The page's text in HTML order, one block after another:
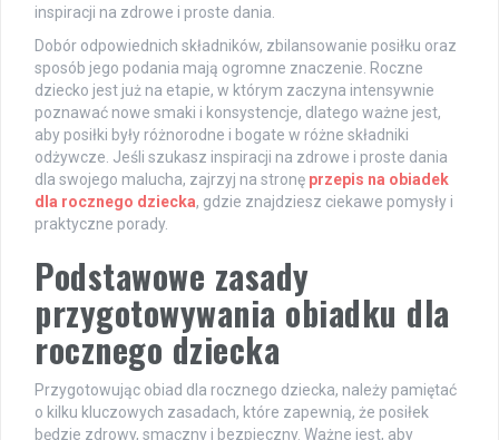
inspiracji na zdrowe i proste dania.
Dobór odpowiednich składników, zbilansowanie posiłku oraz
sposób jego podania mają ogromne znaczenie. Roczne
dziecko jest już na etapie, w którym zaczyna intensywnie
poznawać nowe smaki i konsystencje, dlatego ważne jest,
aby posiłki były różnorodne i bogate w różne składniki
odżywcze. Jeśli szukasz inspiracji na zdrowe i proste dania
dla swojego malucha, zajrzyj na stronę przepis na obiadek
dla rocznego dziecka, gdzie znajdziesz ciekawe pomysły i
praktyczne porady.
Podstawowe zasady
przygotowywania obiadku dla
rocznego dziecka
Przygotowując obiad dla rocznego dziecka, należy pamiętać
o kilku kluczowych zasadach, które zapewnią, że posiłek
będzie zdrowy, smaczny i bezpieczny. Ważne jest, aby